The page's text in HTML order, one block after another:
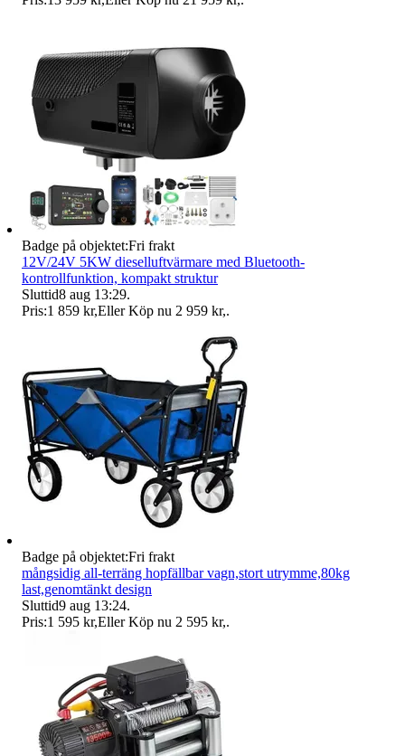
Badge på objektet:Fri frakt
12V/24V 5KW dieselluftvärmare med Bluetooth-
kontrollfunktion, kompakt struktur
Sluttid8 aug 13:29.
Pris:1 859 kr,Eller Köp nu 2 959 kr,.
Badge på objektet:Fri frakt
mångsidig all-terräng hopfällbar vagn,stort utrymme,80kg
last,genomtänkt design
Sluttid9 aug 13:24.
Pris:1 595 kr,Eller Köp nu 2 595 kr,.